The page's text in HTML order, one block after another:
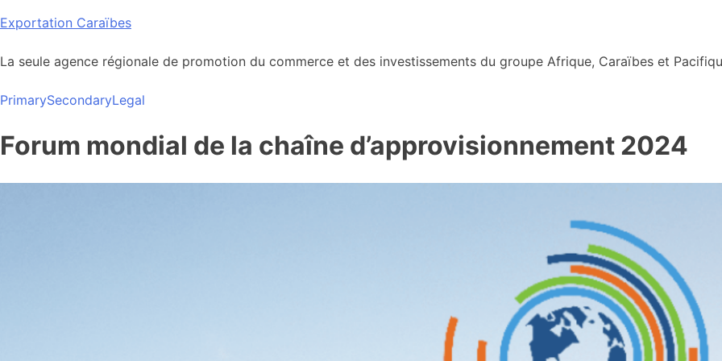
Skip
content
Exportation Caraïbes
La seule agence régionale de promotion du commerce et des investissements du groupe Afrique, Caraïbes et
PrimarySecondaryLegal
Forum mondial de la chaîne d’approvisionnement 2024